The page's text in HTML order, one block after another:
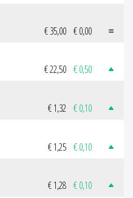
€ 35,00 € 0,00
€ 22,50 € 0,50
€ 1,32 € 0,10
€ 1,25 € 0,10
€ 1,28 € 0,10